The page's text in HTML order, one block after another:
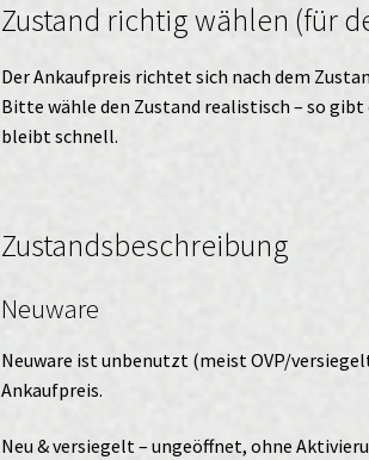
Zustand richtig wählen (für
Der Ankaufpreis richtet sich nach dem
Bitte wähle den Zustand realistisch – so
bleibt schnell.
Zustandsbeschreibung
Neuware
Neuware ist unbenutzt (meist OVP/
Ankaufpreis.
Neu & versiegelt – ungeöffnet, ohne